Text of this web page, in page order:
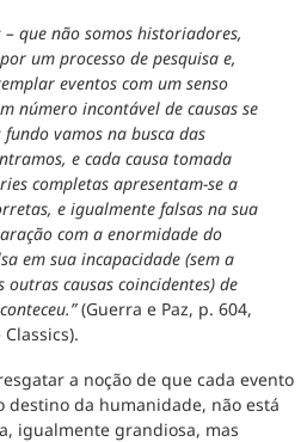
– que não somos historiadores,
um processo de pesquisa e,
eventos com um senso
número incontável de causas se
vamos na busca das
e cada causa tomada
completas apresentam-se a
e igualmente falsas na sua
com a enormidade do
em sua incapacidade (sem a
causas coincidentes) de
(Guerra e Paz, p. 604,
a noção de que cada evento
da humanidade, não está
igualmente grandiosa, mas